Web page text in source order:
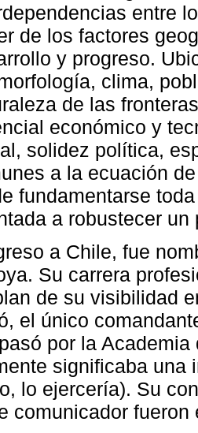
entre
de los factores
y progreso.
clima,
de las
económico y
solidez política,
a la ecuación
fundamentarse
a robustecer un
a Chile, fue
Su carrera
de su visibilidad
el único
por la
significaba una
lo ejercería). Su
comunicador fueron